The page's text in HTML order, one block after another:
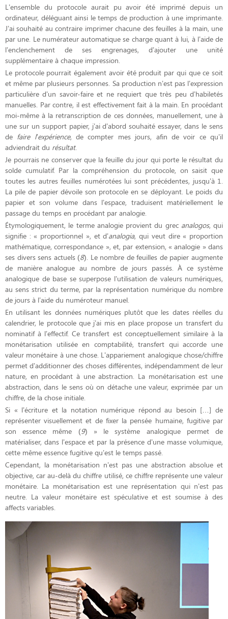
L’ensemble du protocole aurait pu avoir été imprimé depuis un
ordinateur, déléguant ainsi le temps de production à une imprimante.
J’ai souhaité au contraire imprimer chacune des feuilles à la main, une
par une. Le numérateur automatique se charge quant à lui, à l’aide de
l’enclenchement de ses engrenages, d’ajouter une unité
supplémentaire à chaque impression.
Le protocole pourrait également avoir été produit par qui que ce soit
et même par plusieurs personnes. Sa production n’est pas l’expression
particulière d’un savoir-faire et ne requiert que très peu d’habiletés
manuelles. Par contre, il est effectivement fait à la main. En procédant
moi-même à la retranscription de ces données, manuellement, une à
une sur un support papier, j’ai d’abord souhaité essayer, dans le sens
de faire l’expérience, de compter mes jours, afin de voir ce qu’il
adviendrait du résultat.
Je pourrais ne conserver que la feuille du jour qui porte le résultat du
solde cumulatif. Par la compréhension du protocole, on saisit que
toutes les autres feuilles numérotées lui sont précédentes, jusqu’à 1.
La pile de papier dévoile son protocole en se déployant. Le poids du
papier et son volume dans l’espace, traduisent matériellement le
passage du temps en procédant par analogie.
Étymologiquement, le terme analogie provient du grec analogos, qui
signifie : « proportionnel », et d’analogia, qui veut dire « proportion
mathématique, correspondance », et, par extension, « analogie » dans
ses divers sens actuels (8). Le nombre de feuilles de papier augmente
de manière analogue au nombre de jours passés. À ce système
analogique de base se superpose l’utilisation de valeurs numériques,
au sens strict du terme, par la représentation numérique du nombre
de jours à l’aide du numéroteur manuel.
En utilisant les données numériques plutôt que les dates réelles du
calendrier, le protocole que j’ai mis en place propose un transfert du
nominatif à l’effectif. Ce transfert est conceptuellement similaire à la
monétarisation utilisée en comptabilité, transfert qui accorde une
valeur monétaire à une chose. L’appariement analogique chose/chiffre
permet d’additionner des choses différentes, indépendamment de leur
nature, en procédant à une abstraction. La monétarisation est une
abstraction, dans le sens où on détache une valeur, exprimée par un
chiffre, de la chose initiale.
Si « l’écriture et la notation numérique répond au besoin […] de
représenter visuellement et de fixer la pensée humaine, fugitive par
son essence même (9) » le système analogique permet de
matérialiser, dans l’espace et par la présence d’une masse volumique,
cette même essence fugitive qu’est le temps passé.
Cependant, la monétarisation n’est pas une abstraction absolue et
objective, car au-delà du chiffre utilisé, ce chiffre représente une valeur
monétaire. La monétarisation est une représentation qui n’est pas
neutre. La valeur monétaire est spéculative et est soumise à des
affects variables.